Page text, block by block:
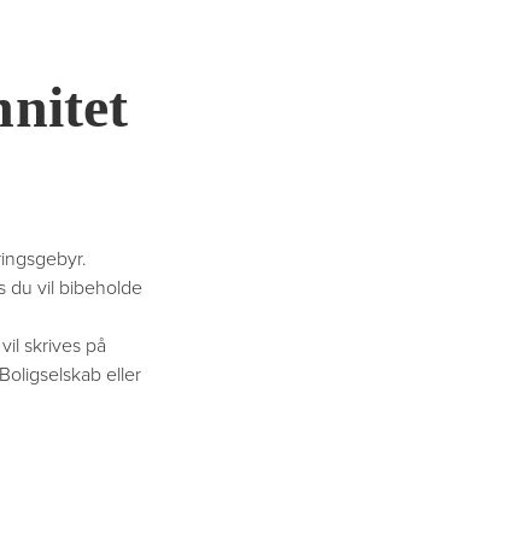
du vil bibeholde
skrives på
eller